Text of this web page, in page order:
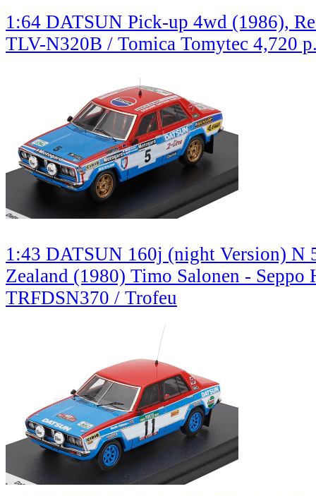
1:64 DATSUN Pick-up 4wd (1986),
TLV-N320B / Tomica Tomytec 4,720
1:43 DATSUN 160j (night Version) N
Zealand (1980) Timo Salonen -
TRFDSN370 / Trofeu